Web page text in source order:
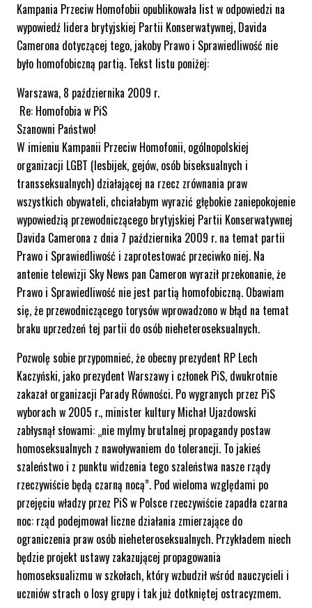
Kampania Przeciw Homofobii opublikowała list w odpowiedzi na
wypowiedź lidera brytyjskiej Partii Konserwatywnej, Davida
Camerona dotyczącej tego, jakoby Prawo i Sprawiedliwość nie
było homofobiczną partią. Tekst listu poniżej:
Warszawa, 8 października 2009 r.
Re: Homofobia w PiS
Szanowni Państwo!
W imieniu Kampanii Przeciw Homofonii, ogólnopolskiej
organizacji LGBT (lesbijek, gejów, osób biseksualnych i
transseksualnych) działającej na rzecz zrównania praw
wszystkich obywateli, chciałabym wyrazić głębokie zaniepokojenie
wypowiedzią przewodniczącego brytyjskiej Partii Konserwatywnej
Davida Camerona z dnia 7 października 2009 r. na temat partii
Prawo i Sprawiedliwość i zaprotestować przeciwko niej. Na
antenie telewizji Sky News pan Cameron wyraził przekonanie, że
Prawo i Sprawiedliwość nie jest partią homofobiczną. Obawiam
się, że przewodniczącego torysów wprowadzono w błąd na temat
braku uprzedzeń tej partii do osób nieheteroseksualnych.
Pozwolę sobie przypomnieć, że obecny prezydent RP Lech
Kaczyński, jako prezydent Warszawy i członek PiS, dwukrotnie
zakazał organizacji Parady Równości. Po wygranych przez PiS
wyborach w 2005 r., minister kultury Michał Ujazdowski
zabłysnął słowami: „nie mylmy brutalnej propagandy postaw
homoseksualnych z nawoływaniem do tolerancji. To jakieś
szaleństwo i z punktu widzenia tego szaleństwa nasze rządy
rzeczywiście będą czarną nocą”. Pod wieloma względami po
przejęciu władzy przez PiS w Polsce rzeczywiście zapadła czarna
noc: rząd podejmował liczne działania zmierzające do
ograniczenia praw osób nieheteroseksualnych. Przykładem niech
będzie projekt ustawy zakazującej propagowania
homoseksualizmu w szkołach, który wzbudził wśród nauczycieli i
uczniów strach o losy grupy i tak już dotkniętej ostracyzmem.